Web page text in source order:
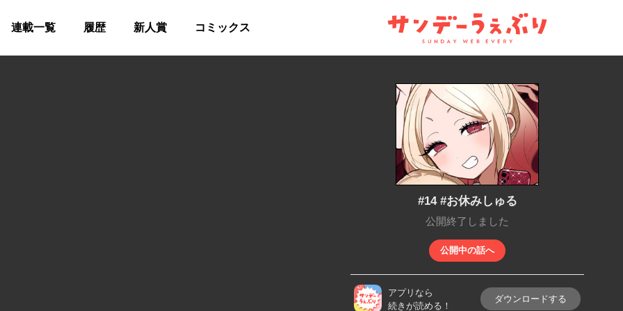
サンデーうぇぶり
連載一覧 履歴 新人賞 コミックス
#14 #お休みしゅる
公開終了しました
公開中の話へ
アプリなら
続きが読める！
ダウンロードする